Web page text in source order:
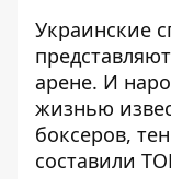
Украинские
арене. И
жизнью
боксеров,
составили